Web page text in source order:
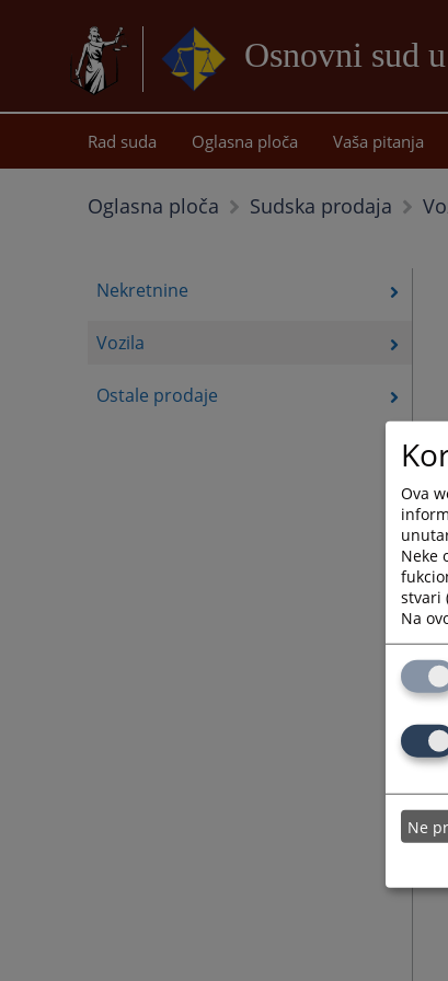
Osnovni sud
Rad suda Oglasna ploča Vaša pitanja
Oglasna ploča Sudska prodaja
Nekretnine
Vozila
Ostale prodaje
Ova
Neke
stvari
Na
Ne